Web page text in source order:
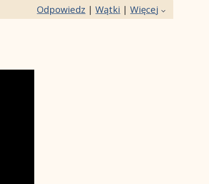
Odpowiedz |Wątki |Więcej